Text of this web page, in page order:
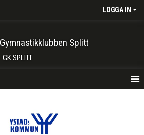
LOGGA IN
Gymnastikklubben Splitt
GK SPLITT